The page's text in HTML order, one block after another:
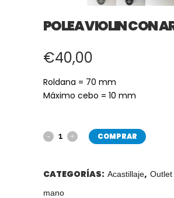
POLEA VIOLIN CON
€40,00
Roldana = 70 mm
Máximo cebo = 10 mm
COMPRAR
CATEGORÍAS: Acastillaje, Outlet
mano